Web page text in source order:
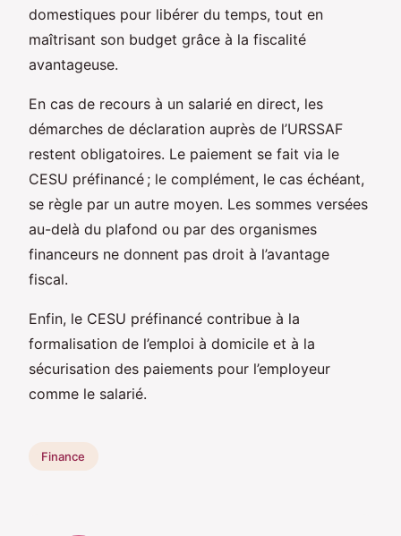
domestiques pour libérer du temps, tout en
maîtrisant son budget grâce à la fiscalité
avantageuse.
En cas de recours à un salarié en direct, les
démarches de déclaration auprès de l’URSSAF
restent obligatoires. Le paiement se fait via le
CESU préfinancé ; le complément, le cas échéant,
se règle par un autre moyen. Les sommes versées
au-delà du plafond ou par des organismes
financeurs ne donnent pas droit à l’avantage
fiscal.
Enfin, le CESU préfinancé contribue à la
formalisation de l’emploi à domicile et à la
sécurisation des paiements pour l’employeur
comme le salarié.
Finance